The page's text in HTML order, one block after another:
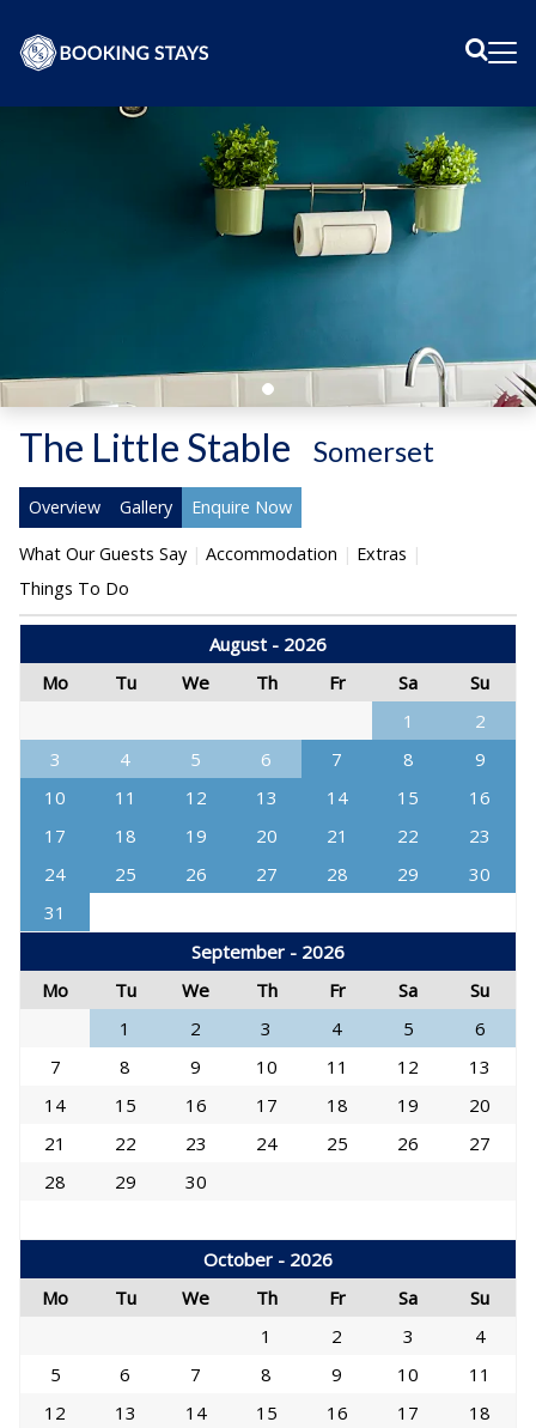
The Little Stable Somerset
Overview Gallery Enquire Now
What Our Guests Say Accommodation
Extras
Things To Do
August - 2026
Mo
Tu We Th Fr Sa
Su
1
2
3
4 5 6 7 8
9
10
11 12 13 14 15
16
17
18 19 20 21 22
23
24
25 26 27 28 29
30
31
September - 2026
Mo
Tu We Th Fr Sa
Su
1
2 3 4 5
6
7
8 9 10 11 12
13
14
15 16 17 18 19
20
21
22 23 24 25 26
27
28
29 30
October - 2026
Mo
Tu We Th Fr Sa
Su
1
2 3
4
5
6 7 8 9 10
11
12
13 14 15 16 17
18